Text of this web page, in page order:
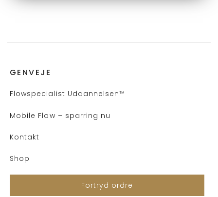
GENVEJE
Flowspecialist Uddannelsen™
Mobile Flow – sparring nu
Kontakt
Shop
Fortryd ordre